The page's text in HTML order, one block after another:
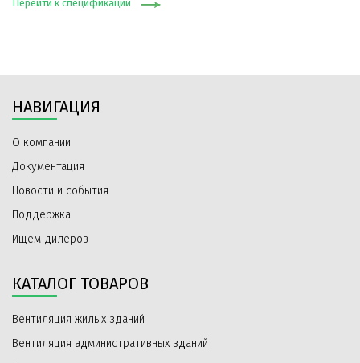
Перейти к спецификации
НАВИГАЦИЯ
О компании
Документация
Новости и события
Поддержка
Ищем дилеров
КАТАЛОГ ТОВАРОВ
Вентиляция жилых зданий
Вентиляция административных зданий